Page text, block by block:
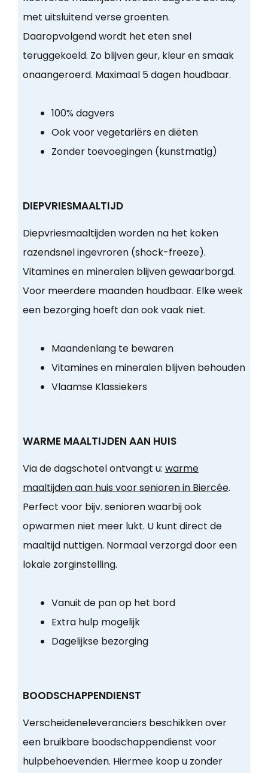
met uitsluitend verse groenten.
Daaropvolgend wordt het eten snel
teruggekoeld. Zo blijven geur, kleur en smaak
onaangeroerd. Maximaal 5 dagen houdbaar.
100% dagvers
Ook voor vegetariërs en diëten
Zonder toevoegingen (kunstmatig)
DIEPVRIESMAALTIJD
Diepvriesmaaltijden worden na het koken
razendsnel ingevroren (shock-freeze).
Vitamines en mineralen blijven gewaarborgd.
Voor meerdere maanden houdbaar. Elke week
een bezorging hoeft dan ook vaak niet.
Maandenlang te bewaren
Vitamines en mineralen blijven behouden
Vlaamse Klassiekers
WARME MAALTIJDEN AAN HUIS
Via de dagschotel ontvangt u: warme
maaltijden aan huis voor senioren in Biercée.
Perfect voor bijv. senioren waarbij ook
opwarmen niet meer lukt. U kunt direct de
maaltijd nuttigen. Normaal verzorgd door een
lokale zorginstelling.
Vanuit de pan op het bord
Extra hulp mogelijk
Dagelijkse bezorging
BOODSCHAPPENDIENST
Verscheideneleveranciers beschikken over
een bruikbare boodschappendienst voor
hulpbehoevenden. Hiermee koop u zonder